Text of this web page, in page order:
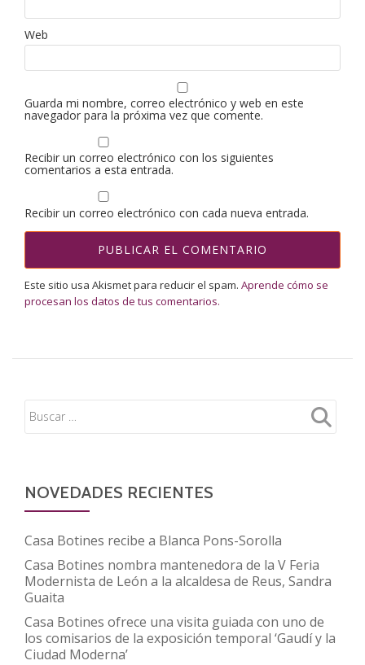
Web
Guarda mi nombre, correo electrónico y web en este
navegador para la próxima vez que comente.
Recibir un correo electrónico con los siguientes
comentarios a esta entrada.
Recibir un correo electrónico con cada nueva entrada.
Este sitio usa Akismet para reducir el spam. Aprende cómo se
procesan los datos de tus comentarios.
NOVEDADES RECIENTES
Casa Botines recibe a Blanca Pons-Sorolla
Casa Botines nombra mantenedora de la V Feria
Modernista de León a la alcaldesa de Reus, Sandra
Guaita
Casa Botines ofrece una visita guiada con uno de
los comisarios de la exposición temporal ‘Gaudí y la
Ciudad Moderna’